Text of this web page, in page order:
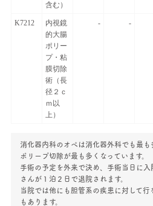
含む）
K7212
内視鏡
的大腸
ポリー
プ・粘
膜切除
術（長
径２ｃ
ｍ以
上）
- -
消化器内科のオペは消化器外科でも最
ポリープ切除が最も多くなっています。
手術の予定を外来で決め、手術当日に
さんが１泊２日で退院されます。
当院では他にも胆管系の疾患に対して
もあります。